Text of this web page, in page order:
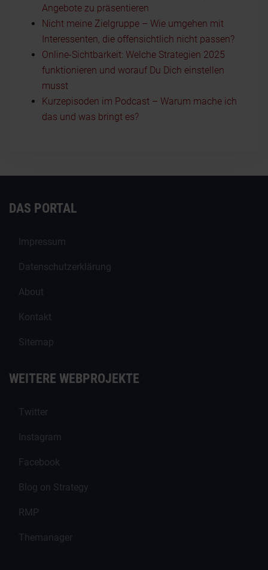
Angebote zu präsentieren
Nicht meine Zielgruppe – Wie umgehen mit
Interessenten, die offensichtlich nicht passen?
Online-Sichtbarkeit: Welche Strategien 2025
funktionieren und worauf Du Dich einstellen
musst
Kurzepisoden im Podcast – Warum mache ich
das und was bringt es?
DAS PORTAL
Impressum
Datenschutzerklärung
About
Kontakt
Sitemap
WEITERE WEBPROJEKTE
Twitter
Instagram
Facebook
Blog on Strategy
RMP
Themanager